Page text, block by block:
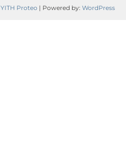
YITH Proteo | Powered by: WordPress